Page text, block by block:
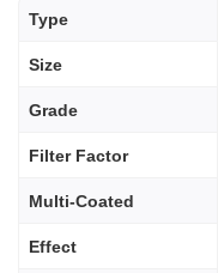
Type
Size
Grade
Filter Factor
Multi-Coated
Effect